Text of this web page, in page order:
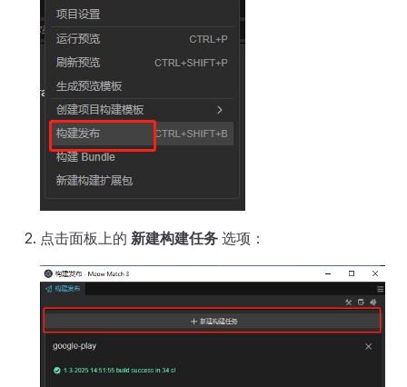
点击面板上的 新建构建任务 选项：